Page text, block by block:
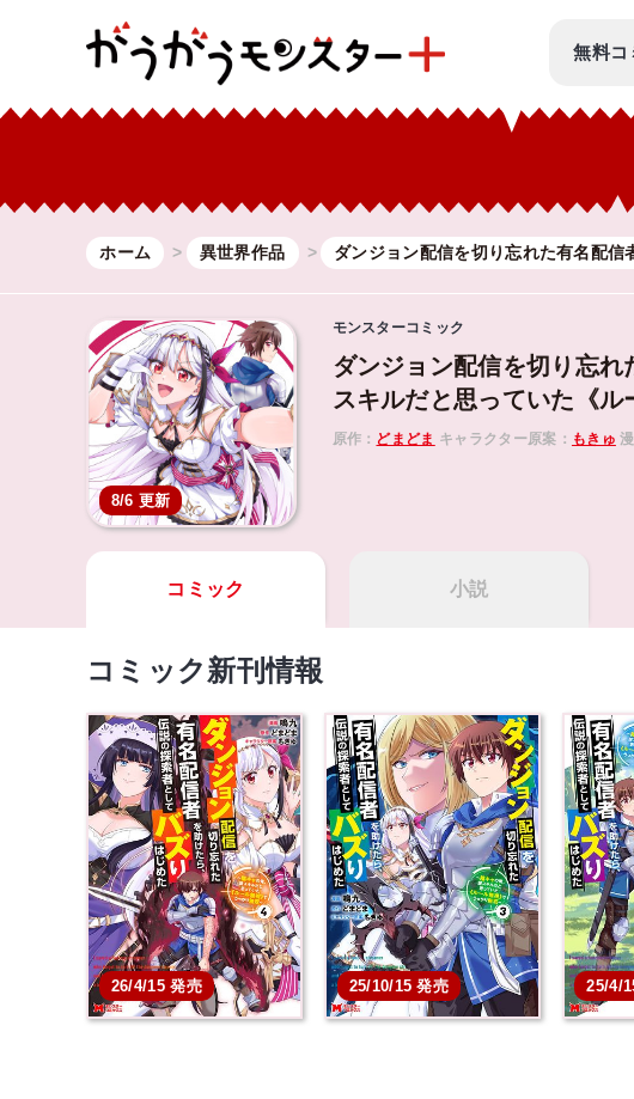
無料コ
ホーム 異世界作品 ダンジョン配信を切り忘れた有名配
8/6 更新
モンスターコミック
ダンジョン配信を切り忘
スキルだと思っていた《
原作： どまどま キャラクター原案： もきゅ
コミック 小説
コミック新刊情報
26/4/15 発売 25/10/15 発売 25/4/